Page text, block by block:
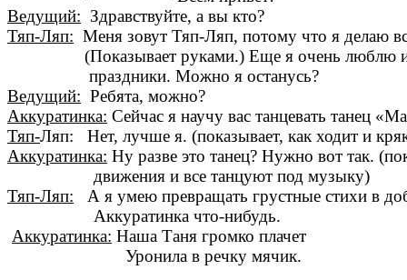
Ведущий: Здравствуйте, а вы кто?
Тяп-Ляп: Меня зовут Тяп-Ляп, потому что я делаю
(Показывает руками.) Еще я очень люблю
праздники. Можно я останусь?
Ведущий: Ребята, можно?
Аккуратинка: Сейчас я научу вас танцевать танец
Тяп-Ляп: Нет, лучше я. (показывает, как ходит и
Аккуратинка: Ну разве это танец? Нужно вот так.
движения и все танцуют под музыку)
Тяп-Ляп: А я умею превращать грустные стихи в
Аккуратинка что-нибудь.
Аккуратинка: Наша Таня громко плачет
Уронила в речку мячик.